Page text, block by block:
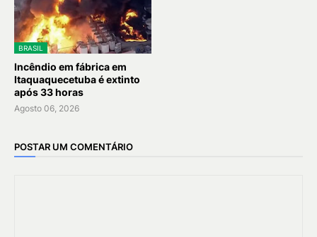
BRASIL
Incêndio em fábrica em
Itaquaquecetuba é extinto
após 33 horas
Agosto 06, 2026
POSTAR UM COMENTÁRIO